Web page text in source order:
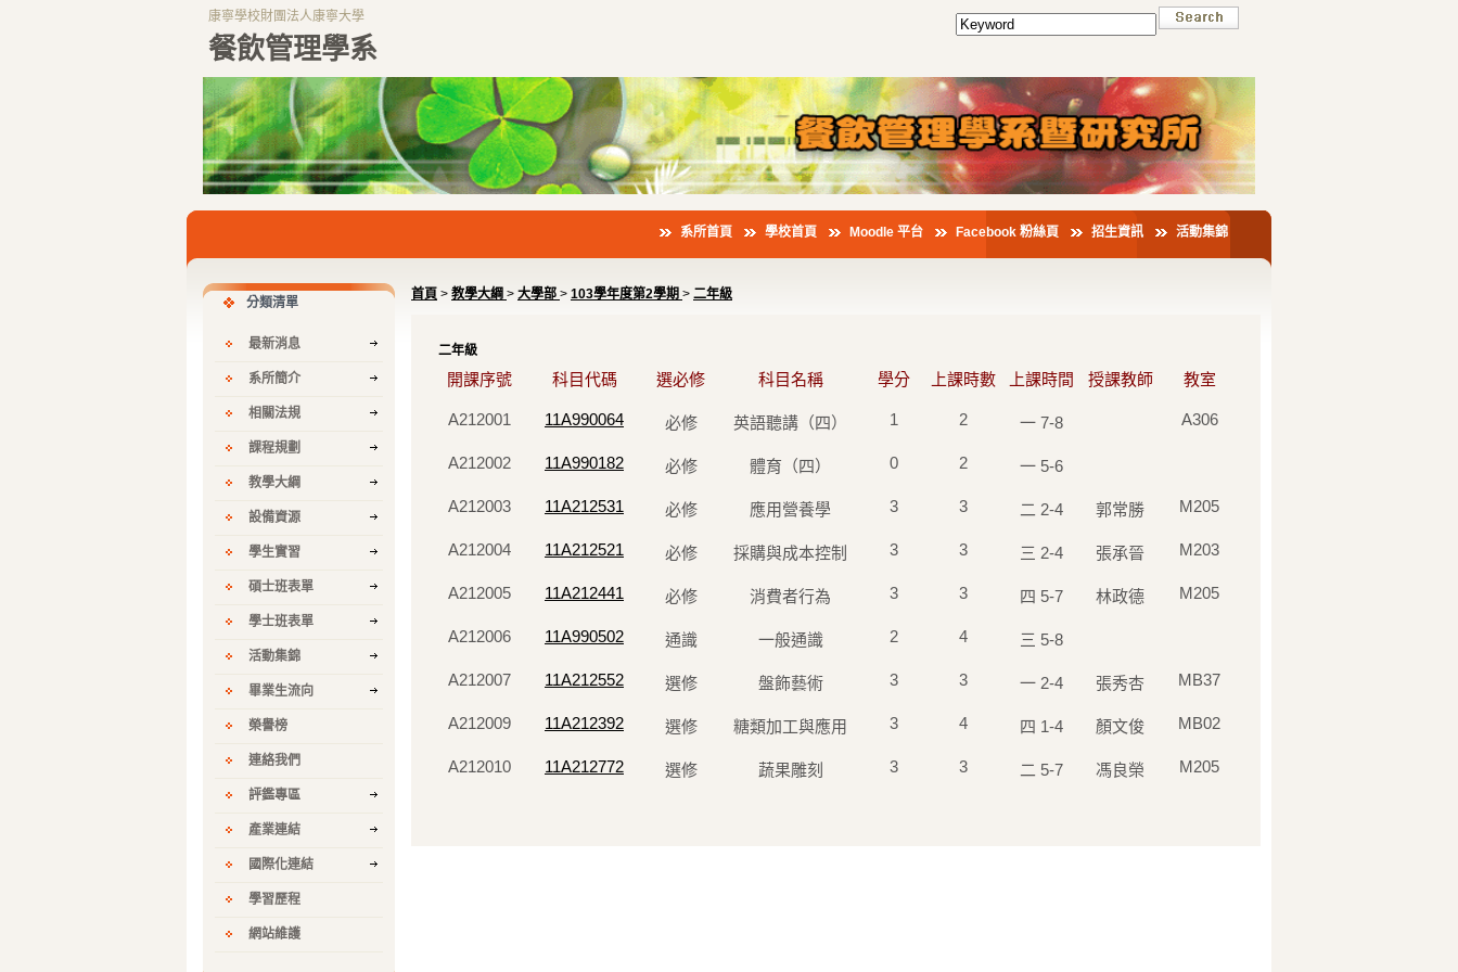
餐飲管理學系
康寧學校財團法人康寧大學
系所首頁 學校首頁 Moodle 平台 Facebook 粉絲頁 招生資訊 活動集錦
分類清單
最新消息
系所簡介
相關法規
課程規劃
教學大綱
設備資源
學生實習
碩士班表單
學士班表單
活動集錦
畢業生流向
榮譽榜
連絡我們
評鑑專區
產業連結
國際化連結
學習歷程
網站維護
首頁 > 教學大綱 > 大學部 > 103學年度第2學期 > 二年級
二年級
開課序號 科目代碼 選必修 科目名稱 學分 上課時數 上課時間 授課教師 教室
A212001 11A990064 必修 英語聽講（四） 1 2 一 7-8 A306
A212002 11A990182 必修 體育（四） 0 2 一 5-6
A212003 11A212531 必修 應用營養學 3 3 二 2-4 郭常勝 M205
A212004 11A212521 必修 採購與成本控制 3 3 三 2-4 張承晉 M203
A212005 11A212441 必修 消費者行為 3 3 四 5-7 林政德 M205
A212006 11A990502 通識 一般通識 2 4 三 5-8
A212007 11A212552 選修 盤飾藝術 3 3 一 2-4 張秀杏 MB37
A212009 11A212392 選修 糖類加工與應用 3 4 四 1-4 顏文俊 MB02
A212010 11A212772 選修 蔬果雕刻 3 3 二 5-7 馮良榮 M205